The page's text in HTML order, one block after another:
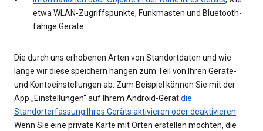
etwa WLAN-Zugriffspunkte, Funkmasten und Bluetooth-
fähige Geräte
Die durch uns erhobenen Arten von Standortdaten und wie
lange wir diese speichern hängen zum Teil von Ihren Geräte-
und Kontoeinstellungen ab. Zum Beispiel können Sie mit der
App „Einstellungen“ auf Ihrem Android-Gerätdie
Standorterfassung Ihres Geräts aktivieren oder deaktivieren
Wenn Sie eine private Karte mit Orten erstellen möchten, die